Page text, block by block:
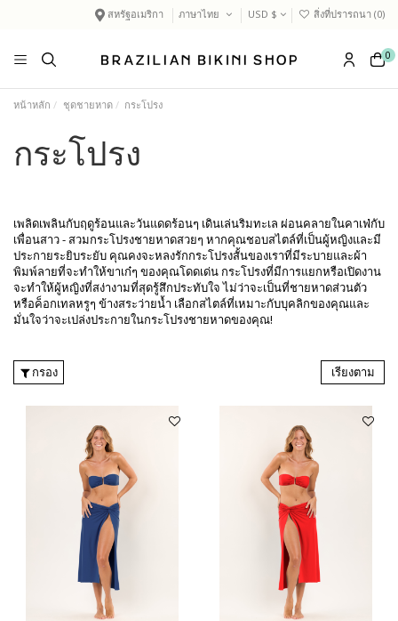
สหรัฐอเมริกา ภาษาไทย USD $ สิ่งที่ปรารถนา (0)
0
หน้าหลัก ชุดชายหาด กระโปรง
กระโปรง
เพลิดเพลินกับฤดูร้อนและวันแดดร้อนๆ เดินเล่นริมทะเล ผ่อนคลายในคาเฟ่กับ
เพื่อนสาว - สวมกระโปรงชายหาดสวยๆ หากคุณชอบสไตล์ที่เป็นผู้หญิงและมี
ประกายระยิบระยับ คุณคงจะหลงรักกระโปรงสั้นของเราที่มีระบายและผ้า
พิมพ์ลายที่จะทำให้ขาเก๋ๆ ของคุณโดดเด่น กระโปรงที่มีการแยกหรือเปิดงาน
จะทำให้ผู้หญิงที่สง่างามที่สุดรู้สึกประทับใจ ไม่ว่าจะเป็นที่ชายหาดส่วนตัว
หรือค็อกเทลหรูๆ ข้างสระว่ายน้ำ เลือกสไตล์ที่เหมาะกับบุคลิกของคุณและ
มั่นใจว่าจะเปล่งประกายในกระโปรงชายหาดของคุณ!
กรอง เรียงตาม